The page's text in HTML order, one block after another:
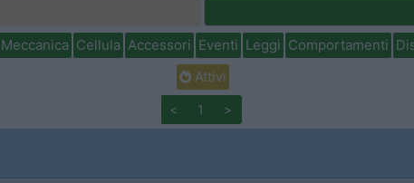
Meccanica Cellula Accessori Eventi Leggi Comportamenti
Attivi
< 1 >